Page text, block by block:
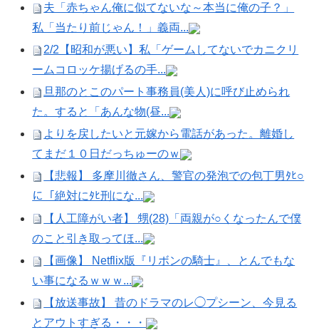
夫「赤ちゃん俺に似てないな～本当に俺の子？」
私「当たり前じゃん！」義両...
2/2【昭和が悪い】私「ゲームしてないでカニクリ
ームコロッケ揚げるの手...
旦那のとこのパート事務員(美人)に呼び止められ
た。すると「あんな物(昼...
よりを戻したいと元嫁から電話があった。離婚し
てまだ１０日だっちゅーのｗ
【悲報】 多摩川徹さん、警官の発泡での包丁男ﾀﾋ○
に「絶対にﾀﾋ刑にな...
【人工障がい者】 甥(28)「両親が○くなったんで僕
のこと引き取ってほ...
【画像】 Netflix版『リボンの騎士』、とんでもな
い事になるｗｗｗ...
【放送事故】 昔のドラマのレ◯プシーン、今見る
とアウトすぎる・・・